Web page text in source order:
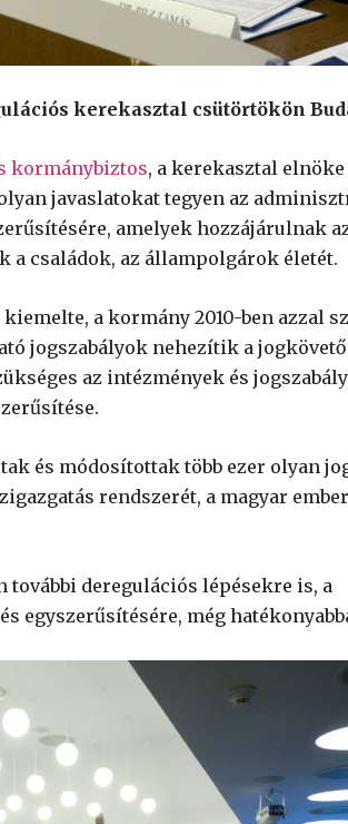
kerekasztal csütörtökön
kormánybiztos, a kerekasztal
javaslatokat tegyen az
amelyek hozzájárulnak
a családok, az állampolgárok életét.
a kormány 2010-ben azzal
jogszabályok nehezítik a jogkövető
az intézmények és
és módosítottak több ezer olyan
rendszerét, a magyar
további deregulációs lépésekre is, a
egyszerűsítésére, még